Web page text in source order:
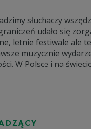
słuchaczy
udało się
letnie festiwale ale
muzycznie
W Polsce i na